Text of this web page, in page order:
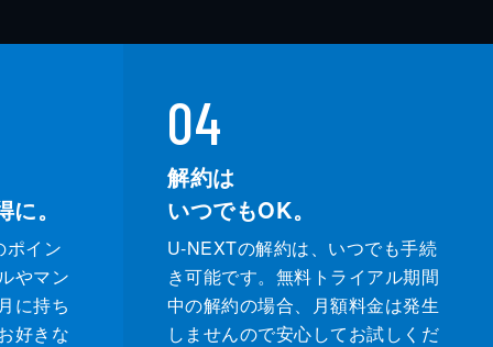
。
ポイン
やマン
に持ち
好きな
04
解約は
いつでもOK。
U-NEXTの解約は、いつでも手続
き可能です。無料トライアル期間
中の解約の場合、月額料金は発生
しませんので安心してお試しくだ